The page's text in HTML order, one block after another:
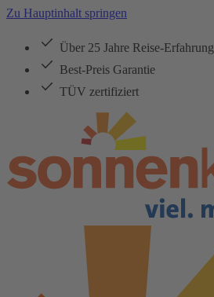
Zu Hauptinhalt springen
Über 25 Jahre Reise-Erfahrung
Best-Preis Garantie
TÜV zertifiziert